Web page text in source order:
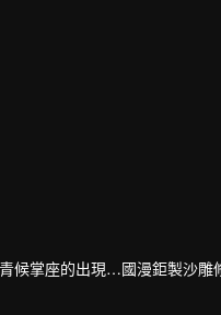
候掌座的出現…國漫鉅製沙雕